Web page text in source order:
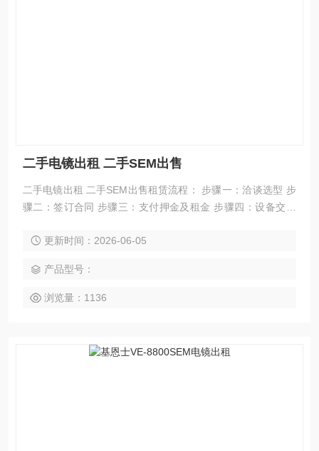
二手电镜出租 二手SEM出售
二手电镜出租 二手SEM出售租赁流程： 步骤一：洽谈选型 步
骤二：签订合同 步骤三：支付押金及租金 步骤四：设备交货
更新时间：2026-06-05
产品型号：
浏览量：1136